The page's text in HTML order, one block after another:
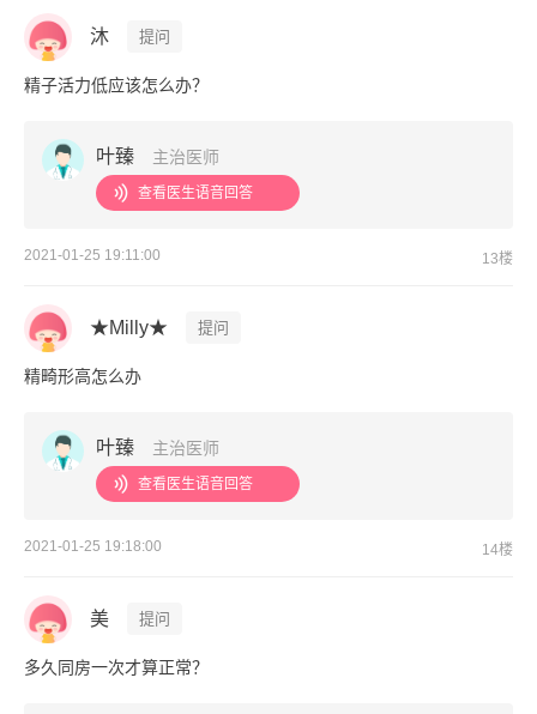
沐 提问
精子活力低应该怎么办？
叶臻 主治医师
查看医生语音回答
2021-01-25 19:11:00 13楼
★Milly★ 提问
精畸形高怎么办
叶臻 主治医师
查看医生语音回答
2021-01-25 19:18:00 14楼
美 提问
多久同房一次才算正常？